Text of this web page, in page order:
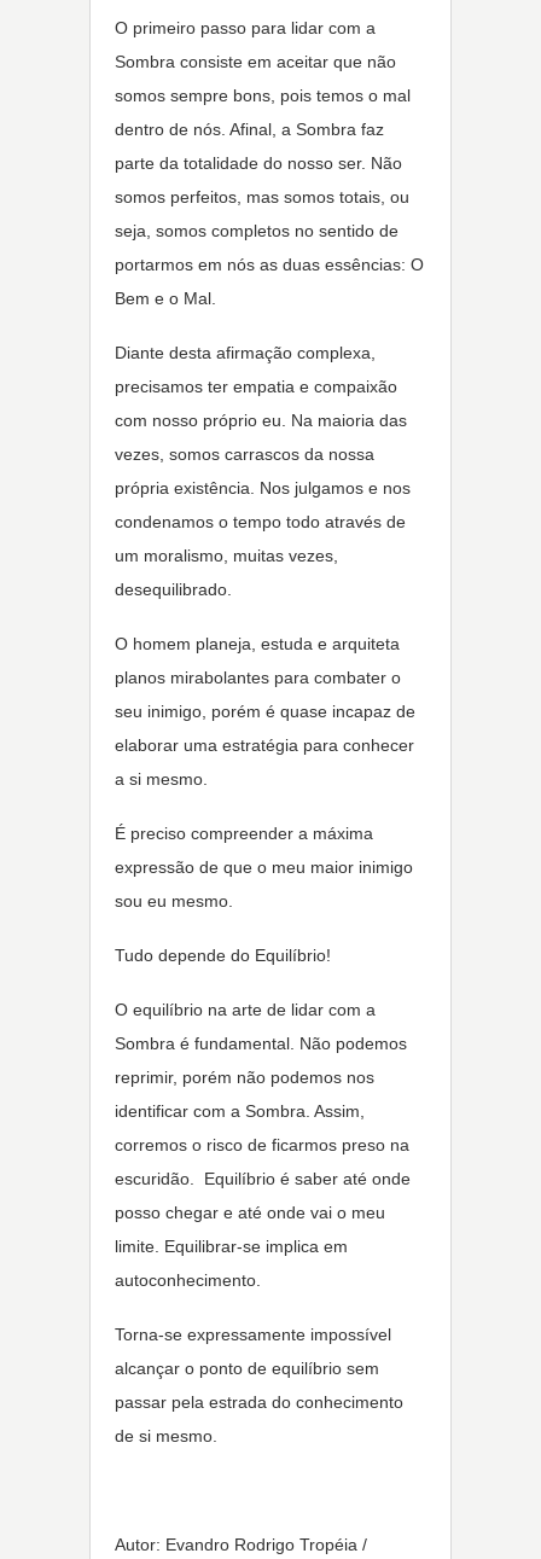
O primeiro passo para lidar com a
Sombra consiste em aceitar que não
somos sempre bons, pois temos o mal
dentro de nós. Afinal, a Sombra faz
parte da totalidade do nosso ser. Não
somos perfeitos, mas somos totais, ou
seja, somos completos no sentido de
portarmos em nós as duas essências: O
Bem e o Mal.
Diante desta afirmação complexa,
precisamos ter empatia e compaixão
com nosso próprio eu. Na maioria das
vezes, somos carrascos da nossa
própria existência. Nos julgamos e nos
condenamos o tempo todo através de
um moralismo, muitas vezes,
desequilibrado.
O homem planeja, estuda e arquiteta
planos mirabolantes para combater o
seu inimigo, porém é quase incapaz de
elaborar uma estratégia para conhecer
a si mesmo.
É preciso compreender a máxima
expressão de que o meu maior inimigo
sou eu mesmo.
Tudo depende do Equilíbrio!
O equilíbrio na arte de lidar com a
Sombra é fundamental. Não podemos
reprimir, porém não podemos nos
identificar com a Sombra. Assim,
corremos o risco de ficarmos preso na
escuridão. Equilíbrio é saber até onde
posso chegar e até onde vai o meu
limite. Equilibrar-se implica em
autoconhecimento.
Torna-se expressamente impossível
alcançar o ponto de equilíbrio sem
passar pela estrada do conhecimento
de si mesmo.
Autor: Evandro Rodrigo Tropéia /